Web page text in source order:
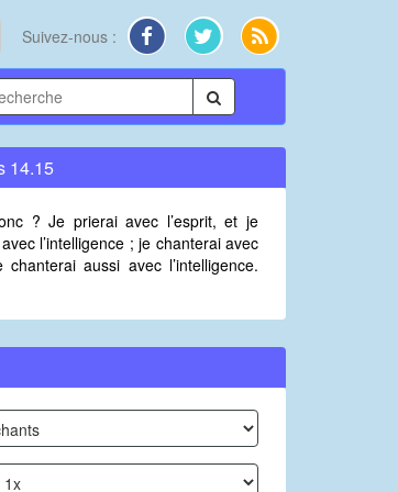
Suivez-nous :
14.15
? Je prierai avec l’esprit, et je
l’intelligence ; je chanterai avec
chanterai aussi avec l’intelligence.